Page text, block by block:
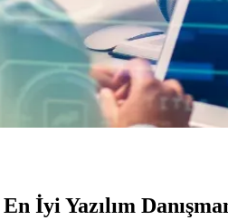
İyi Yazılım